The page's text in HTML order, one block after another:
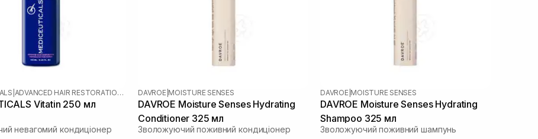
ADVANCED HAIR RESTORATION TECHNOLOGY WOMEN
Vitatin 250 мл
невагомий кондиціонер
DAVROE MOISTURE SENSES
DAVROE Moisture Senses Hydrating
Conditioner 325 мл
Зволожуючий поживний кондиціонер
DAVROE MOISTURE SENSES
DAVROE Moisture Senses Hydrating
Shampoo 325 мл
Зволожуючий поживний шампунь